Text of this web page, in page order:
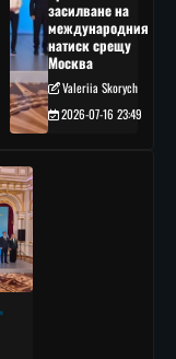
засилване на
международния
натиск срещу
Москва
Valeriia Skorych
2026-07-16 23:49